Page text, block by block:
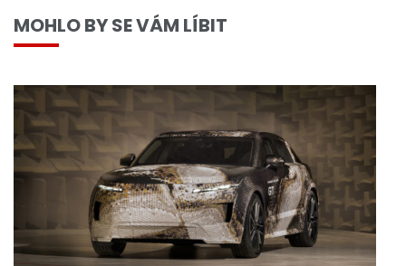
MOHLO BY SE VÁM LÍBIT